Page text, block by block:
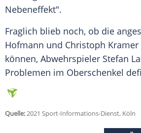
Nebeneffekt".
Fraglich blieb noch, ob die
Hofmann und Christoph Kramer
können, Abwehrspieler Stefan
Problemen im Oberschenkel
Quelle:2021 Sport-Informations-Dienst, Köln